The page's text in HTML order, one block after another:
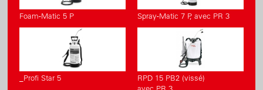
Foam-Matic 5 P Spray-Matic 7 P, avec PR 3
_Profi Star 5
RPD 15 PB2 (vissé)